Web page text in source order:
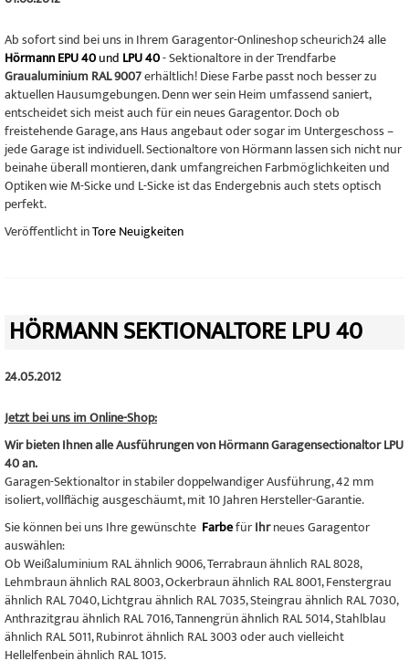
Ab sofort sind bei uns in Ihrem Garagentor-Onlineshop scheurich24 alle
Hörmann EPU 40und LPU 40- Sektionaltore in der Trendfarbe
Graualuminium RAL 9007erhältlich! Diese Farbe passt noch besser zu
aktuellen Hausumgebungen. Denn wer sein Heim umfassend saniert,
entscheidet sich meist auch für ein neues Garagentor. Doch ob
freistehende Garage, ans Haus angebaut oder sogar im Untergeschoss –
jede Garage ist individuell. Sectionaltore von Hörmann lassen sich nicht nur
beinahe überall montieren, dank umfangreichen Farbmöglichkeiten und
Optiken wie M-Sicke und L-Sicke ist das Endergebnis auch stets optisch
perfekt.
Veröffentlicht inTore Neuigkeiten
HÖRMANN SEKTIONALTORE LPU 40
24.05.2012
Jetzt bei uns im Online-Shop:
Wir bieten Ihnen alle Ausführungen von Hörmann Garagensectionaltor LPU
40 an.
Garagen-Sektionaltor in stabiler doppelwandiger Ausführung, 42 mm
isoliert, vollflächig ausgeschäumt, mit 10 Jahren Hersteller-Garantie.
Sie können bei uns Ihre gewünschte FarbefürIhrneues Garagentor
auswählen:
Ob Weißaluminium RAL ähnlich 9006, Terrabraun ähnlich RAL 8028,
Lehmbraun ähnlich RAL 8003, Ockerbraun ähnlich RAL 8001, Fenstergrau
ähnlich RAL 7040, Lichtgrau ähnlich RAL 7035, Steingrau ähnlich RAL 7030,
Anthrazitgrau ähnlich RAL 7016, Tannengrün ähnlich RAL 5014, Stahlblau
ähnlich RAL 5011, Rubinrot ähnlich RAL 3003 oder auch vielleicht
Hellelfenbein ähnlich RAL 1015.